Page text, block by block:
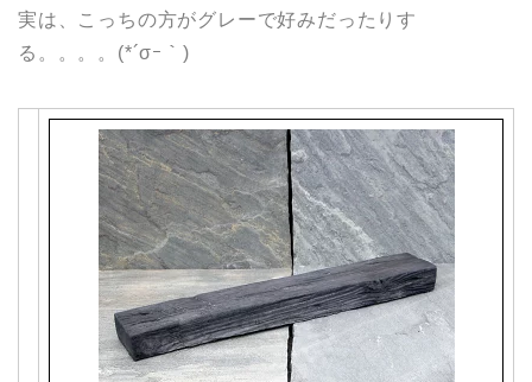
実は、こっちの方がグレーで好みだったりす
る。。。。(*´σｰ｀)